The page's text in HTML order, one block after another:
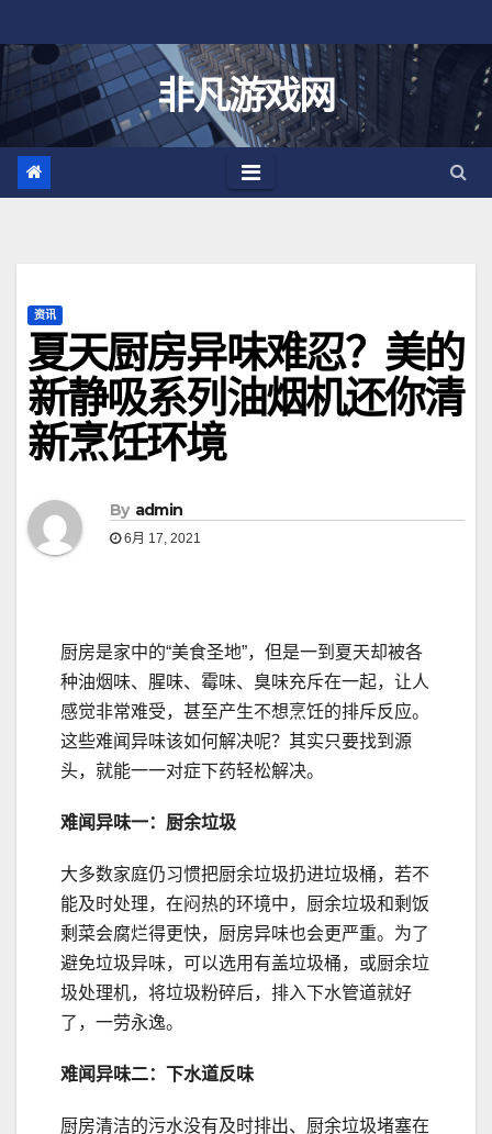
至
非凡游戏网
资讯
夏天厨房异味难忍？美的
新静吸系列油烟机还你清
新烹饪环境
By admin
6月 17, 2021
厨房是家中的“美食圣地”，但是一到夏天却被各
种油烟味、腥味、霉味、臭味充斥在一起，让人
感觉非常难受，甚至产生不想烹饪的排斥反应。
这些难闻异味该如何解决呢？其实只要找到源
头，就能一一对症下药轻松解决。
难闻异味一： 厨余垃圾
大多数家庭仍习惯把厨余垃圾扔进垃圾桶，若不
能及时处理，在闷热的环境中，厨余垃圾和剩饭
剩菜会腐烂得更快，厨房异味也会更严重。为了
避免垃圾异味，可以选用有盖垃圾桶，或厨余垃
圾处理机，将垃圾粉碎后，排入下水管道就好
了，一劳永逸。
难闻异味二： 下水道反味
厨房清洁的污水没有及时排出、厨余垃圾堵塞在